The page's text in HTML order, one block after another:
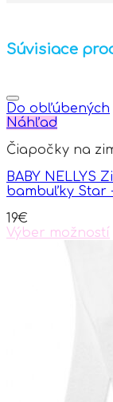
Súvisiace
Do obľúbených
Náhľad
Čiapočky na
BABY NELLYS
bambuľky Star
19€
Výber možností